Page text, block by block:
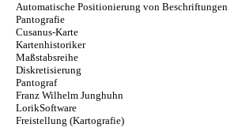
Automatische Positionierung von Beschriftungen
Pantografie
Cusanus-Karte
Kartenhistoriker
Maßstabsreihe
Diskretisierung
Pantograf
Franz Wilhelm Junghuhn
LorikSoftware
Freistellung (Kartografie)